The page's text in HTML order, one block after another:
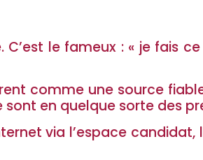
le fameux : « je fais
comme une source
en quelque sorte des
via l’espace candidat,